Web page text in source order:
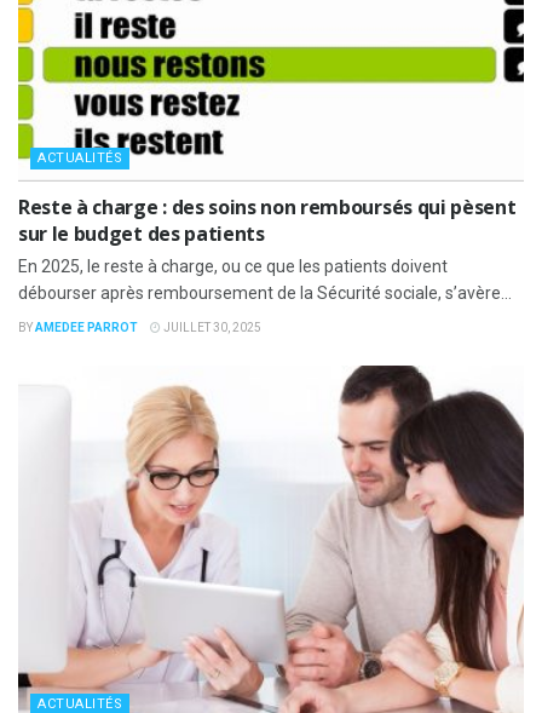
ACTUALITÉS
Reste à charge : des soins non remboursés qui pèsent
sur le budget des patients
En 2025, le reste à charge, ou ce que les patients doivent
débourser après remboursement de la Sécurité sociale, s’avère...
BYAMEDEE PARROT JUILLET 30, 2025
ACTUALITÉS